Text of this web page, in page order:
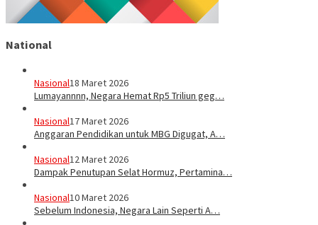
National
Nasional18 Maret 2026
Lumayannnn, Negara Hemat Rp5 Triliun geg…
Nasional17 Maret 2026
Anggaran Pendidikan untuk MBG Digugat, A…
Nasional12 Maret 2026
Dampak Penutupan Selat Hormuz, Pertamina…
Nasional10 Maret 2026
Sebelum Indonesia, Negara Lain Seperti A…